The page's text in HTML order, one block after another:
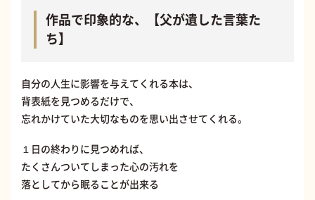
作品で印象的な、【父が遺した言葉た
ち】
自分の人生に影響を与えてくれる本は、
背表紙を見つめるだけで、
忘れかけていた大切なものを思い出させてくれる。
１日の終わりに見つめれば、
たくさんついてしまった心の汚れを
落としてから眠ることが出来る